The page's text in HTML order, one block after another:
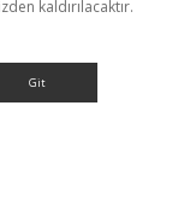
kaldırılacaktır.